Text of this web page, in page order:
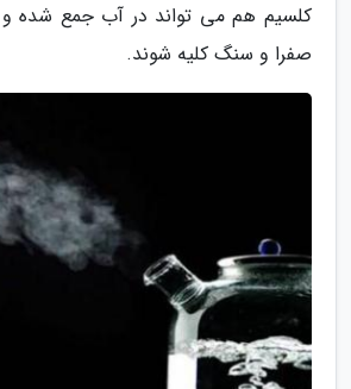
کلسیم هم می تواند در آب جمع شده
صفرا و سنگ کلیه شوند.